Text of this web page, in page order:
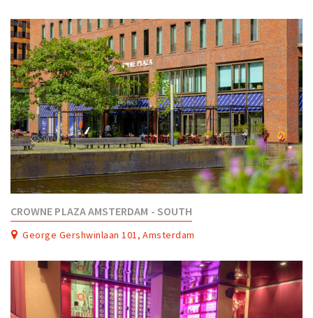
Inloggen
CROWNE PLAZA AMSTERDAM - SOUTH
George Gershwinlaan 101, Amsterdam